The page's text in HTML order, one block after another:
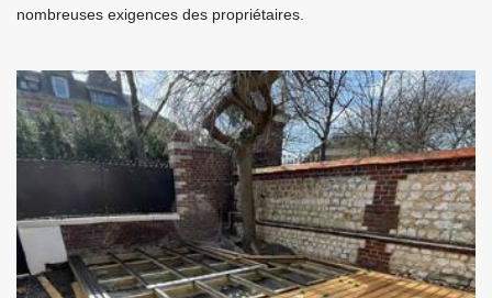
nombreuses exigences des propriétaires.